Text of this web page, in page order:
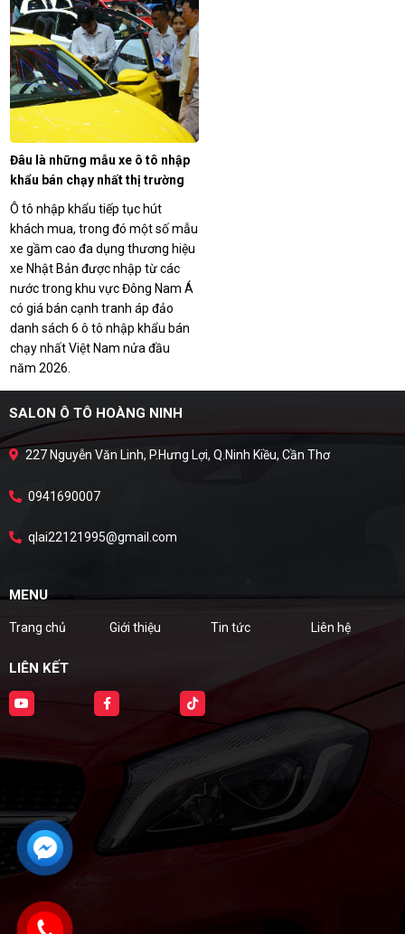
Đâu là những mẫu xe ô tô nhập
khẩu bán chạy nhất thị trường
Việt nửa đầu năm 2026
Ô tô nhập khẩu tiếp tục hút
khách mua, trong đó một số mẫu
xe gầm cao đa dụng thương hiệu
xe Nhật Bản được nhập từ các
nước trong khu vực Đông Nam Á
có giá bán cạnh tranh áp đảo
danh sách 6 ô tô nhập khẩu bán
chạy nhất Việt Nam nửa đầu
năm 2026.
SALON Ô TÔ HOÀNG NINH
227 Nguyễn Văn Linh, P.Hưng Lợi, Q.Ninh Kiều, Cần Thơ
0941690007
qlai22121995@gmail.com
MENU
Trang chủ Giới thiệu Tin tức Liên hệ
LIÊN KẾT